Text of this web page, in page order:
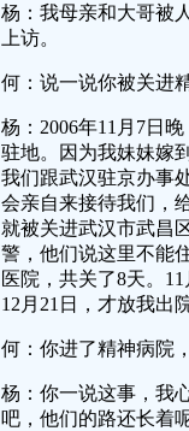
杨：我母亲和大哥被
上访。
何：说一说你被关进
杨：2006年11月7日
驻地。因为我妹妹嫁
我们跟武汉驻京办事
会亲自来接待我们，
就被关进武汉市武昌
警，他们说这里不能
医院，共关了8天。
12月21日，才放我出院
何：你进了精神病院
杨：你一说这事，我
吧，他们的路还长着